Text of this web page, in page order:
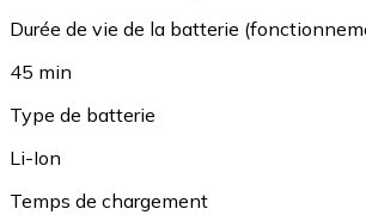
Durée de vie de la batterie
45 min
Type de batterie
Li-Ion
Temps de chargement